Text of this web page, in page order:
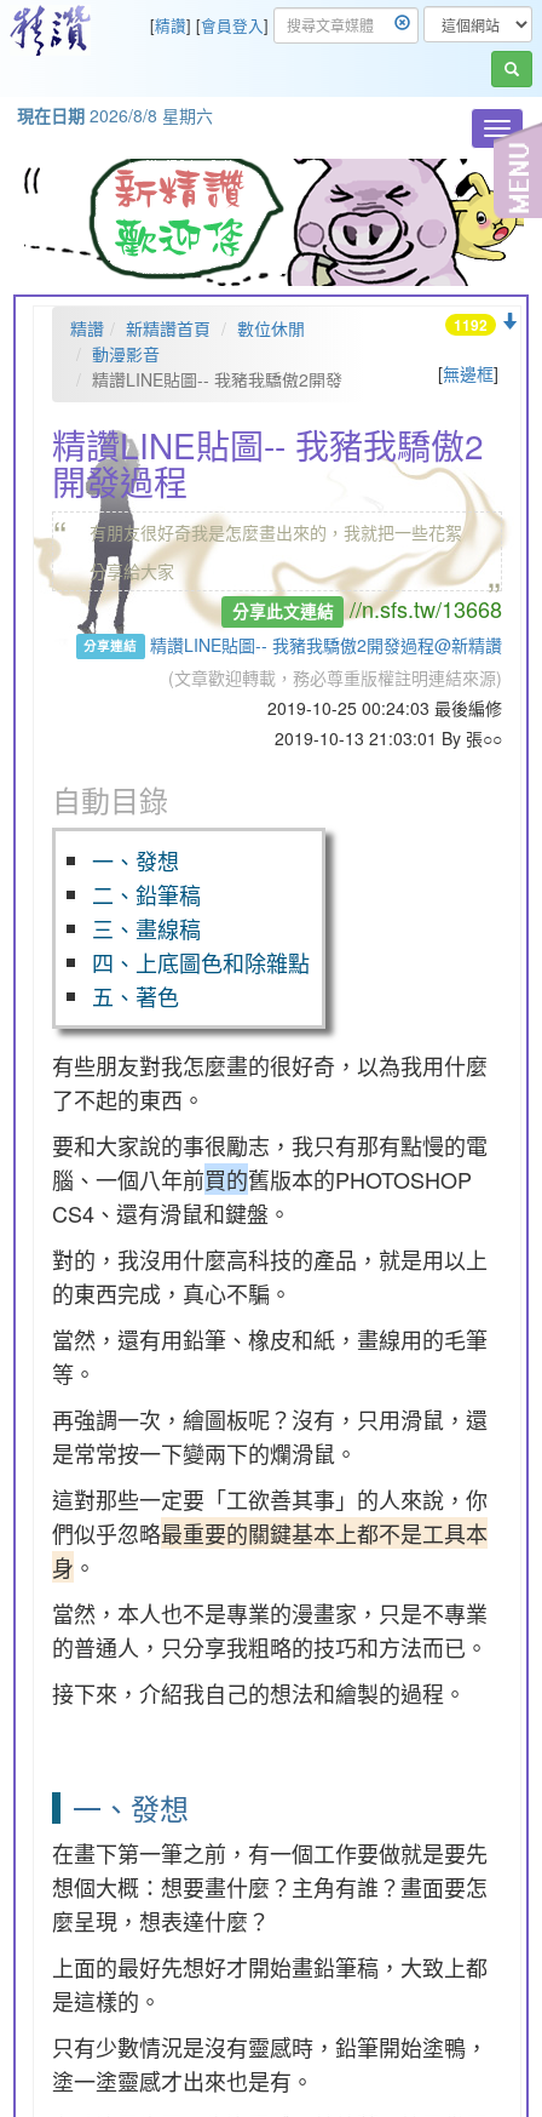
[精讚] [會員登入]
現在日期 2026/8/8 星期六
[無邊框]
精讚 新精讚首頁
數位休閒
動漫影音
精讚LINE貼圖-- 我豬我驕傲2開發
1192
精讚LINE貼圖-- 我豬我驕傲2
開發過程
“
有朋友很好奇我是怎麼畫出來的，我就把一些花絮
分享給大家
„
分享此文連結 //n.sfs.tw/13668
分享連結
精讚LINE貼圖-- 我豬我驕傲2開發過程@新精讚
(文章歡迎轉載，務必尊重版權註明連結來源)
2019-10-25 00:24:03 最後編修
2019-10-13 21:03:01 By 張○○
自動目錄
一、發想
二、鉛筆稿
三、畫線稿
四、上底圖色和除雜點
五、著色
有些朋友對我怎麼畫的很好奇，以為我用什麼
了不起的東西。
要和大家說的事很勵志，我只有那有點慢的電
腦、一個八年前買的舊版本的PHOTOSHOP
CS4、還有滑鼠和鍵盤。
對的，我沒用什麼高科技的產品，就是用以上
的東西完成，真心不騙。
當然，還有用鉛筆、橡皮和紙，畫線用的毛筆
等。
再強調一次，繪圖板呢？沒有，只用滑鼠，還
是常常按一下變兩下的爛滑鼠。
這對那些一定要「工欲善其事」的人來說，你
們似乎忽略最重要的關鍵基本上都不是工具本
身 。
當然，本人也不是專業的漫畫家，只是不專業
的普通人，只分享我粗略的技巧和方法而已。
接下來，介紹我自己的想法和繪製的過程。
一、發想
在畫下第一筆之前，有一個工作要做就是要先
想個大概：想要畫什麼？主角有誰？畫面要怎
麼呈現，想表達什麼？
上面的最好先想好才開始畫鉛筆稿，大致上都
是這樣的。
只有少數情況是沒有靈感時，鉛筆開始塗鴨，
塗一塗靈感才出來也是有。